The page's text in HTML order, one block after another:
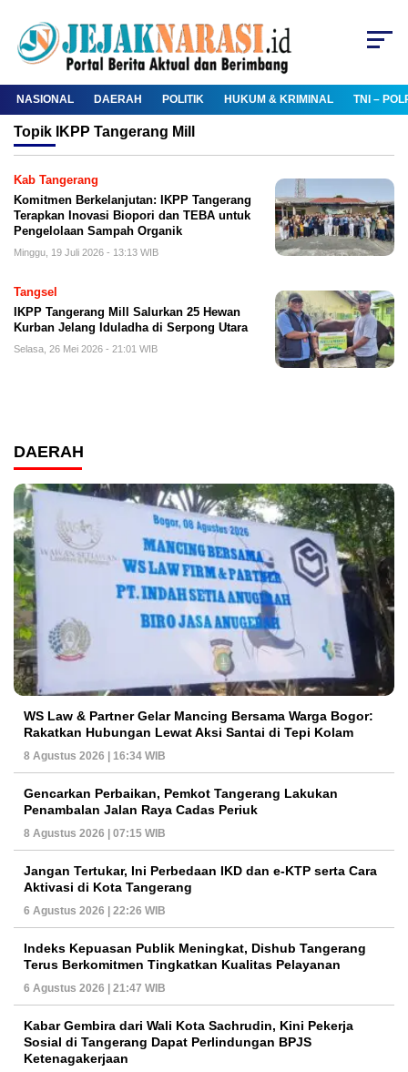
NASIONAL DAERAH POLITIK HUKUM & KRIMINAL TNI –
Topik IKPP Tangerang Mill
Kab Tangerang
Komitmen Berkelanjutan: IKPP Tangerang
Terapkan Inovasi Biopori dan TEBA untuk
Pengelolaan Sampah Organik
Minggu, 19 Juli 2026 - 13:13 WIB
Tangsel
IKPP Tangerang Mill Salurkan 25 Hewan
Kurban Jelang Iduladha di Serpong Utara
Selasa, 26 Mei 2026 - 21:01 WIB
DAERAH
WS Law & Partner Gelar Mancing Bersama Warga Bogor:
Rakatkan Hubungan Lewat Aksi Santai di Tepi Kolam
8 Agustus 2026 | 16:34 WIB
Gencarkan Perbaikan, Pemkot Tangerang Lakukan
Penambalan Jalan Raya Cadas Periuk
8 Agustus 2026 | 07:15 WIB
Jangan Tertukar, Ini Perbedaan IKD dan e-KTP serta Cara
Aktivasi di Kota Tangerang
6 Agustus 2026 | 22:26 WIB
Indeks Kepuasan Publik Meningkat, Dishub Tangerang
Terus Berkomitmen Tingkatkan Kualitas Pelayanan
6 Agustus 2026 | 21:47 WIB
Kabar Gembira dari Wali Kota Sachrudin, Kini Pekerja
Sosial di Tangerang Dapat Perlindungan BPJS
Ketenagakerjaan